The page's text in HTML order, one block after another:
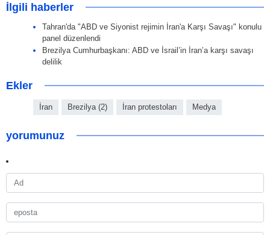
İlgili haberler
Tahran'da "ABD ve Siyonist rejimin İran'a Karşı Savaşı" konulu
panel düzenlendi
Brezilya Cumhurbaşkanı: ABD ve İsrail’in İran’a karşı savaşı
delilik
Ekler
İran Brezilya (2) İran protestoları Medya
yorumunuz